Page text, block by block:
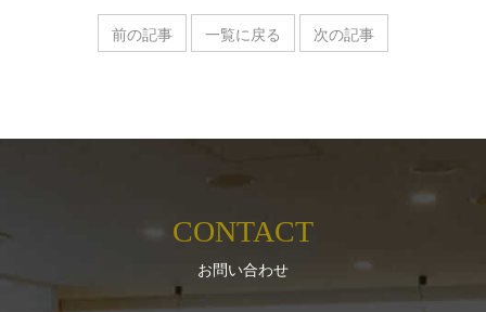
前の記事 一覧に戻る 次の記事
CONTACT
お問い合わせ